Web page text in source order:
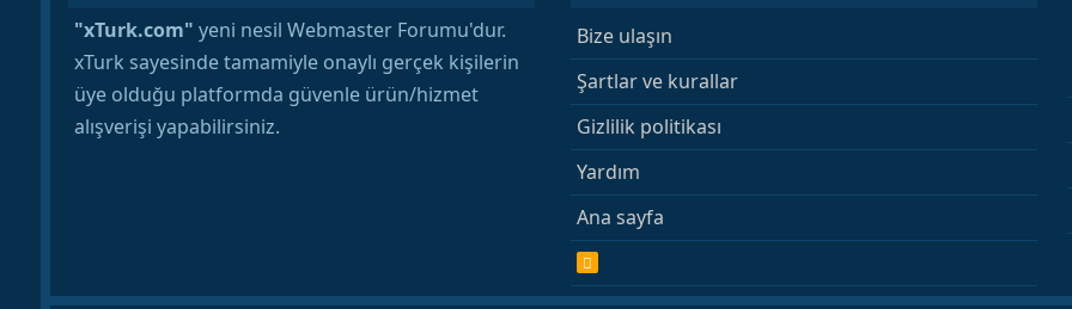
"xTurk.com" yeni nesil Webmaster Forumu'dur.
xTurk sayesinde tamamiyle onaylı gerçek kişilerin
üye olduğu platformda güvenle ürün/hizmet
alışverişi yapabilirsiniz.
Bize ulaşın
Şartlar ve kurallar
Gizlilik politikası
Yardım
Ana sayfa
R
S
S